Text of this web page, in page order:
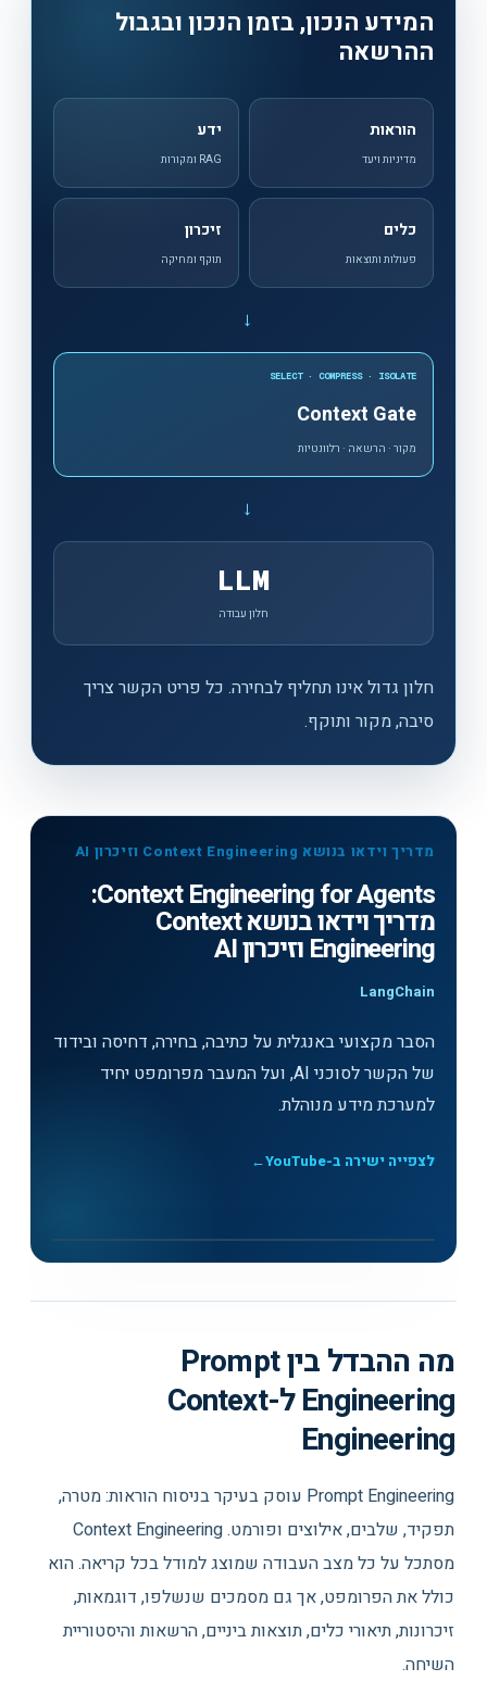
המידע הנכון, בזמן הנכון ובגבול
ההרשאה
הוראות
מדיניות ויעד
ידע
RAG ומקורות
כלים
פעולות ותוצאות
זיכרון
תוקף ומחיקה
←
SELECT · COMPRESS · ISOLATE
Context Gate
מקור · הרשאה · רלוונטיות
←
LLM
חלון עבודה
חלון גדול אינו תחליף לבחירה. כל פריט הקשר צריך
סיבה, מקור ותוקף.
מדריך וידאו בנושא Context Engineering וזיכרון AI
Context Engineering for Agents:
מדריך וידאו בנושא Context
Engineering וזיכרון AI
LangChain
הסבר מקצועי באנגלית על כתיבה, בחירה, דחיסה ובידוד
של הקשר לסוכני AI, ועל המעבר מפרומפט יחיד
למערכת מידע מנוהלת.
לצפייה ישירה ב-YouTube ←
מה ההבדל בין Prompt
Engineering ל-Context
Engineering
Prompt Engineering עוסק בעיקר בניסוח הוראות: מטרה,
תפקיד, שלבים, אילוצים ופורמט. Context Engineering
מסתכל על כל מצב העבודה שמוצג למודל בכל קריאה. הוא
כולל את הפרומפט, אך גם מסמכים שנשלפו, דוגמאות,
זיכרונות, תיאורי כלים, תוצאות ביניים, הרשאות והיסטוריית
השיחה.